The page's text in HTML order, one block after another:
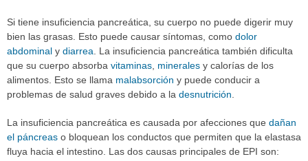
Si tiene insuficiencia pancreática, su cuerpo no puede digerir muy
bien las grasas. Esto puede causar síntomas, como dolor
abdominal y diarrea . La insuficiencia pancreática también dificulta
que su cuerpo absorba vitaminas minerales y calorías de los
alimentos. Esto se llama malabsorción y puede conducir a
problemas de salud graves debido a la desnutrición
La insuficiencia pancreática es causada por afecciones que dañan
el páncreas o bloquean los conductos que permiten que la elastasa
fluya hacia el intestino. Las dos causas principales de EPI son: